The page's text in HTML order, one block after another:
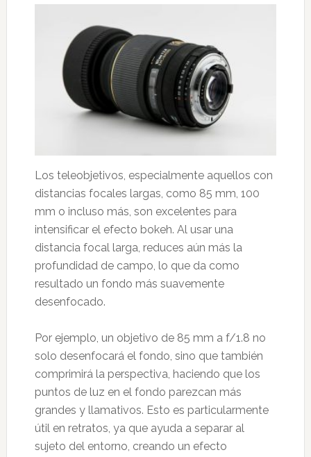
Los teleobjetivos, especialmente aquellos con
distancias focales largas, como 85 mm, 100
mm o incluso más, son excelentes para
intensificar el efecto bokeh. Al usar una
distancia focal larga, reduces aún más la
profundidad de campo, lo que da como
resultado un fondo más suavemente
desenfocado.
Por ejemplo, un objetivo de 85 mm a f/1.8 no
solo desenfocará el fondo, sino que también
comprimirá la perspectiva, haciendo que los
puntos de luz en el fondo parezcan más
grandes y llamativos. Esto es particularmente
útil en retratos, ya que ayuda a separar al
sujeto del entorno, creando un efecto